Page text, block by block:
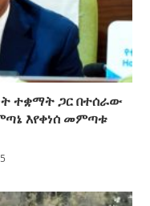
ተቋማት ጋር በተሰራው
እየቀነሰ መምጣቱ